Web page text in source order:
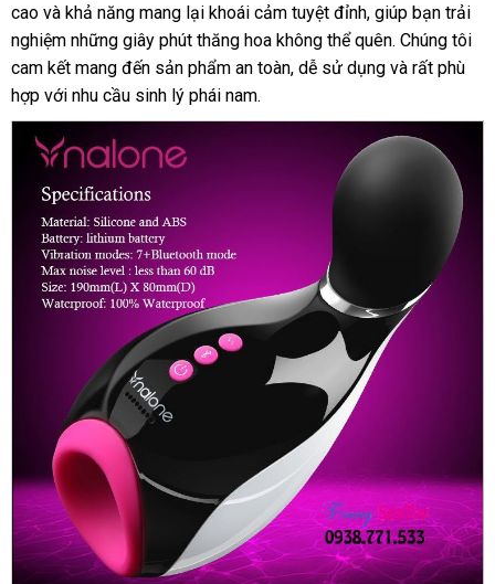
cao và khả năng mang lại khoái cảm tuyệt đỉnh, giúp bạn trải
nghiệm những giây phút thăng hoa không thể quên. Chúng tôi
cam kết mang đến sản phẩm an toàn, dễ sử dụng và rất phù
hợp với nhu cầu sinh lý phái nam.